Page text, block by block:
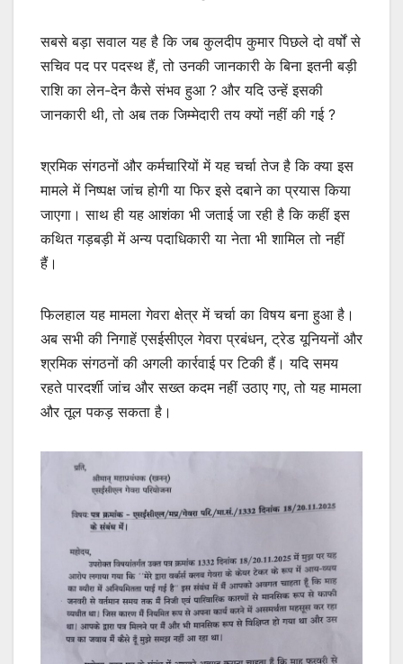
सबसे बड़ा सवाल यह है कि जब कुलदीप कुमार पिछले दो वर्षों से
सचिव पद पर पदस्थ हैं, तो उनकी जानकारी के बिना इतनी बड़ी
राशि का लेन-देन कैसे संभव हुआ ? और यदि उन्हें इसकी
जानकारी थी, तो अब तक जिम्मेदारी तय क्यों नहीं की गई ?
श्रमिक संगठनों और कर्मचारियों में यह चर्चा तेज है कि क्या इस
मामले में निष्पक्ष जांच होगी या फिर इसे दबाने का प्रयास किया
जाएगा। साथ ही यह आशंका भी जताई जा रही है कि कहीं इस
कथित गड़बड़ी में अन्य पदाधिकारी या नेता भी शामिल तो नहीं
हैं।
फिलहाल यह मामला गेवरा क्षेत्र में चर्चा का विषय बना हुआ है।
अब सभी की निगाहें एसईसीएल गेवरा प्रबंधन, ट्रेड यूनियनों और
श्रमिक संगठनों की अगली कार्रवाई पर टिकी हैं। यदि समय
रहते पारदर्शी जांच और सख्त कदम नहीं उठाए गए, तो यह मामला
और तूल पकड़ सकता है।